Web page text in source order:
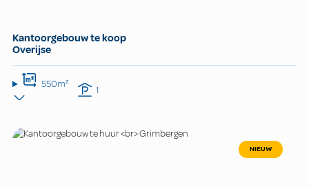
Kantoorgebouw te koop
Overijse
550m² 1
NIEUW